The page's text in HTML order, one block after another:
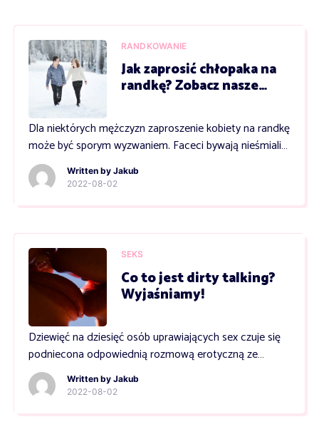
dziewczyn, które przypadły Ci do gustu? Jeśli tak, warto
poznać […]
RANDKOWANIE
Jak zaprosić chłopaka na
randkę? Zobacz nasze
Dla niektórych mężczyzn zaproszenie kobiety na randkę
może być sporym wyzwaniem. Faceci bywają nieśmiali
lub najzwyczajniej w świecie niedomyślni. Jeżeli obiekt
Twojego zainteresowania nie zauważa, że wpadł Ci w
randkę nie należy do faux pas, dlatego odważ […]
Written by Jakub
2022-08-02
SEKS
Co to jest dirty talking?
Wyjaśniamy!
Dziewięć na dziesięć osób uprawiających sex czuje się
podniecona odpowiednią rozmową erotyczną ze
swoim partnerem, gdyż dirty talking aktywuje strefy
erogenne mózgu podwzgórze i ciało
Written by Jakub
2022-08-02